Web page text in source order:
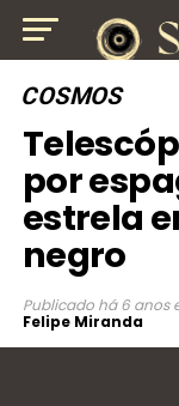
COSMOS
por
estrela
negro
Publicado há 6 anos
Felipe Miranda